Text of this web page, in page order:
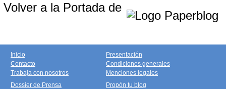
Volver a la Portada de
Inicio
Contacto
Trabaja con nosotros
Presentación
Condiciones generales
Menciones legales
Dossier de Prensa
Propón tu blog